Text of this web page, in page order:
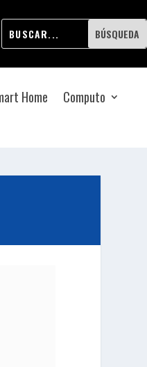
Home
Computo